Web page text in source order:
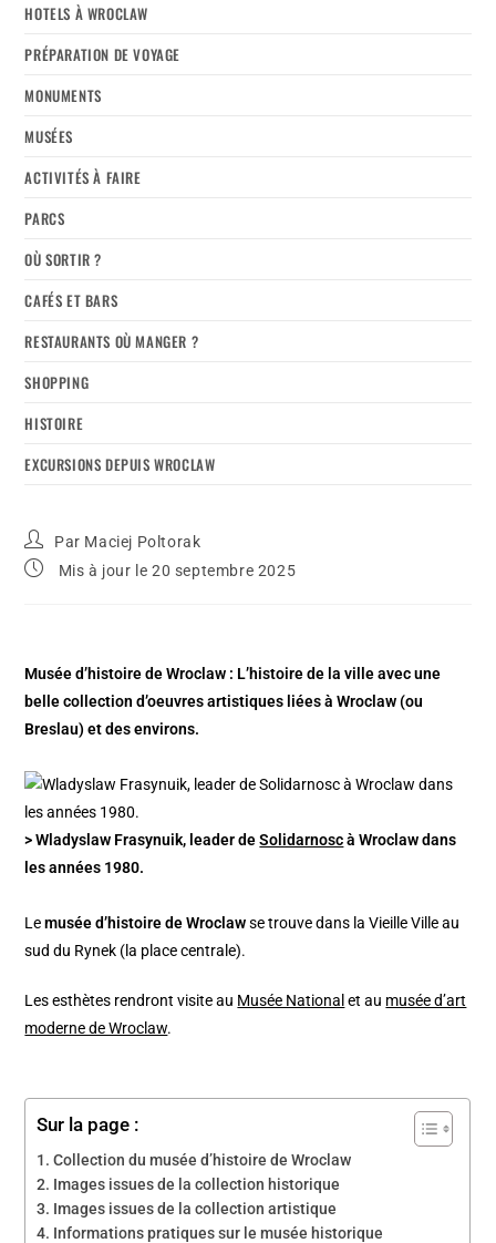
HOTELS À WROCLAW
PRÉPARATION DE VOYAGE
MONUMENTS
MUSÉES
ACTIVITÉS À FAIRE
PARCS
OÙ SORTIR ?
CAFÉS ET BARS
RESTAURANTS OÙ MANGER ?
SHOPPING
HISTOIRE
EXCURSIONS DEPUIS WROCLAW
Par Maciej Poltorak
Mis à jour le 20 septembre 2025
Musée d’histoire de Wroclaw : L’histoire de la ville avec une
belle collection d’oeuvres artistiques liées à Wroclaw (ou
Breslau) et des environs.
> Wladyslaw Frasynuik, leader deSolidarnoscà Wroclaw dans
les années 1980.
Lemusée d’histoire de Wroclawse trouve dans la Vieille Ville au
sud du Rynek (la place centrale).
Les esthètes rendront visite au Musée National et au musée d’art
moderne de Wroclaw.
Sur la page :
Collection du musée d’histoire de Wroclaw
Images issues de la collection historique
Images issues de la collection artistique
Informations pratiques sur le musée historique